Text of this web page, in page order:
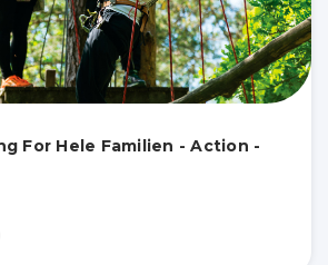
For Hele Familien - Action -